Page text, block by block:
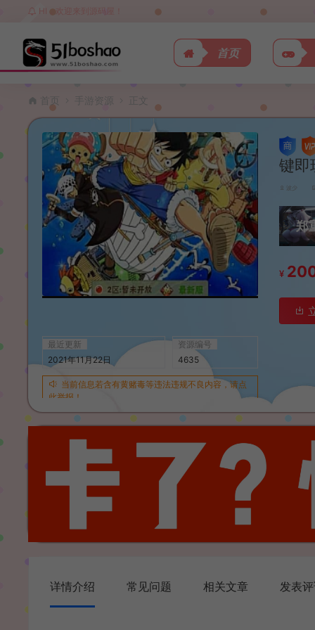
HI，欢迎来到源码屋！
首页
首页 手游资源 正文
最近更新
2021年11月22日
资源编号
4635
当前信息若含有黄赌毒等违法违规不良内容，请点
此举报！
键即
波少
郑
¥
详情介绍 常见问题 相关文章 发表